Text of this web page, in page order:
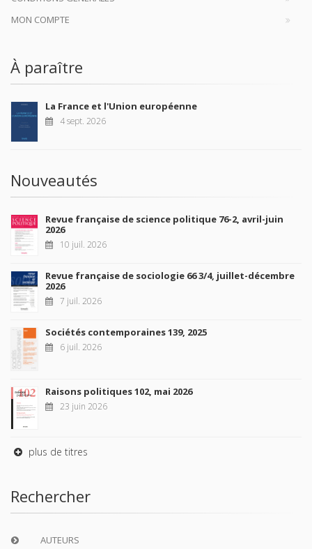
MON COMPTE
À paraître
La France et l'Union européenne
4 sept. 2026
Nouveautés
Revue française de science politique 76-2, avril-juin
2026
10 juil. 2026
Revue française de sociologie 66 3/4, juillet-décembre
2026
7 juil. 2026
Sociétés contemporaines 139, 2025
6 juil. 2026
Raisons politiques 102, mai 2026
23 juin 2026
plus de titres
Rechercher
AUTEURS